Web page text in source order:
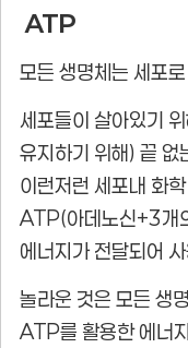
ATP
모든 생명체는 세포
세포들이 살아있기
유지하기 위해) 끝 없
이런저런 세포내 화
ATP(아데노신+3개
에너지가 전달되어
놀라운 것은 모든 생
ATP를 활용한 에너